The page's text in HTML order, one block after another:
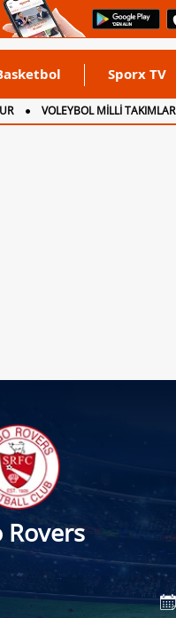
Sporx TV
VOLEYBOL MİLLİ TAKIMLAR
Rovers